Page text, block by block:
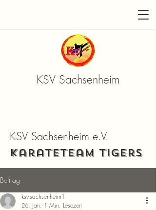
KSV Sachsenheim
KSV Sachsenheim e.V.
Karateteam Tigers
Beitrag
ksv-sachsenheim1
26. Jan. 1 Min. Lesezeit